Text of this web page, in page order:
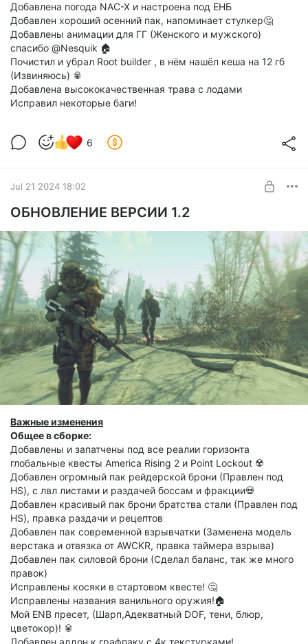
Добавлена погода NAC-X и настроена под ЕНБ
Добавлен хороший осенний пак, напоминает стулкер🤔
Добавлены анимации для ГГ (Женского и мужского)
спасибо @Nesquik 🏠
Почистил и убрал Root builder , в нём нашёл кеша на 12 гб
(Извиняюсь) 🥫
Добавлена высококачественная трава с лодами
Исправил некоторые баги!
6
Jul 21 2024 18:02
ОБНОВЛЕНИЕ ВЕРСИИ 1.2
Важные изменения
Общее в сборке:
Добавлены и запатчены под все реалии горизонта
глобальные квесты America Rising 2 и Point Lockout ☢️
Добавлен огромный пак рейдерской брони (Правлен под
HS), с лвл листами и раздачей боссам и фракции💀
Добавлен красивый пак брони братства стали (Правлен под
HS), правка раздачи и рецептов
Добавлен пак современной взрывчатки (Заменена модель
верстака и отвязка от AWCKR, правка таймера взрыва)
Добавлен пак силовой брони (Сделал баланс, так же много
правок)
Исправлены косяки в стартовом квесте! 🤔
Исправлены названия ванильного оружия!🏠
Мой ENB пресет, (Шарп,Адекватный DOF, тени, блюр,
цветокор)! 🥫
Добавлен аддон к графпаку с 4к текстурками!